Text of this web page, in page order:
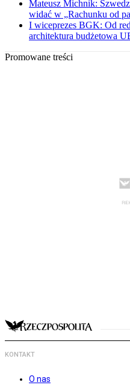
Mateusz Michnik:
widać w „Rachunku od
I wiceprezes BGK: Od
architektura budżetowa
Promowane treści
KONTAKT
O nas